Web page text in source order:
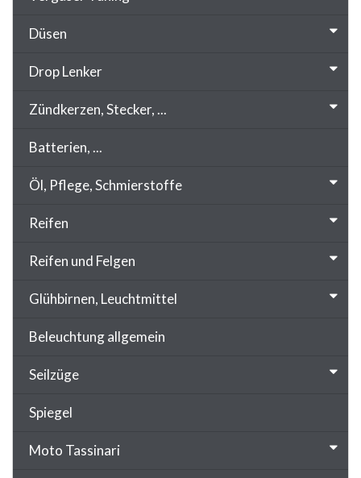
Düsen
Drop Lenker
Zündkerzen, Stecker, ...
Batterien, ...
Öl, Pflege, Schmierstoffe
Reifen
Reifen und Felgen
Glühbirnen, Leuchtmittel
Beleuchtung allgemein
Seilzüge
Spiegel
Moto Tassinari